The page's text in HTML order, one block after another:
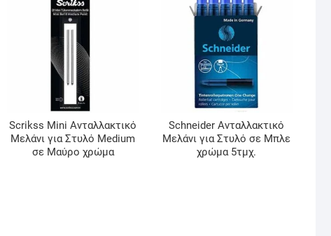
Scrikss Mini Ανταλλακτικό
Μελάνι για Στυλό Medium
σε Μαύρο χρώμα
Schneider Ανταλλακτικό
Μελάνι για Στυλό σε Μπλε
χρώμα 5τμχ.